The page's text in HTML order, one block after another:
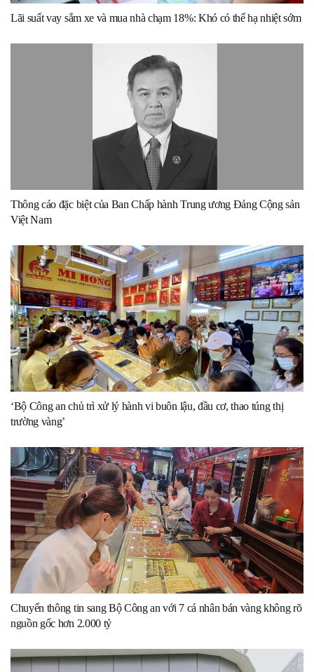
Lãi suất vay sắm xe và mua nhà chạm 18%: Khó có thể hạ nhiệt sớm
Thông cáo đặc biệt của Ban Chấp hành Trung ương Đảng Cộng sản
Việt Nam
‘Bộ Công an chủ trì xử lý hành vi buôn lậu, đầu cơ, thao túng thị
trường vàng’
Chuyển thông tin sang Bộ Công an với 7 cá nhân bán vàng không rõ
nguồn gốc hơn 2.000 tỷ